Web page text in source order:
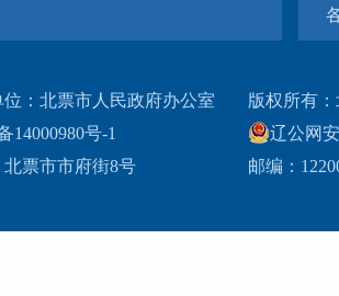
位：北票市人民政府办公室
14000980号-1
北票市市府街8号
版权所有
辽公网
邮编：